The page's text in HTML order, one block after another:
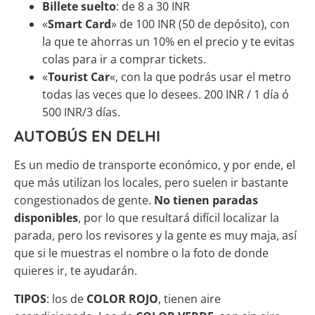
Billete suelto: de 8 a 30 INR
«Smart Card» de 100 INR (50 de depósito), con
la que te ahorras un 10% en el precio y te evitas
colas para ir a comprar tickets.
«Tourist Car«, con la que podrás usar el metro
todas las veces que lo desees. 200 INR / 1 día ó
500 INR/3 días.
AUTOBÚS EN DELHI
Es un medio de transporte económico, y por ende, el
que más utilizan los locales, pero suelen ir bastante
congestionados de gente. No tienen paradas
disponibles, por lo que resultará difícil localizar la
parada, pero los revisores y la gente es muy maja, así
que si le muestras el nombre o la foto de donde
quieres ir, te ayudarán.
TIPOS: los de COLOR ROJO, tienen aire